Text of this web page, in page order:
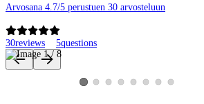
Arvosana 4.7/5 perustuen 30 arvosteluun
30reviews 5questions
Product images and videos
View product image 1
View product image 2
View product image 3
View product image 4
View product image 5
View product image 6
View product image 7
View product